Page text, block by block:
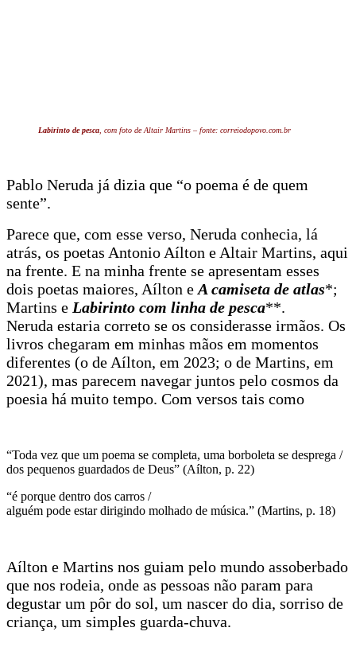
Labirinto de pesca , com foto de Altair Martins – fonte: correiodopovo.com.br
Pablo Neruda já dizia que “o poema é de quem
sente”.
Parece que, com esse verso, Neruda conhecia, lá
atrás, os poetas Antonio Aílton e Altair Martins, aqui
na frente. E na minha frente se apresentam esses
dois poetas maiores, Aílton e A camiseta de atlas*;
Martins e Labirinto com linha de pesca**.
Neruda estaria correto se os considerasse irmãos. Os
livros chegaram em minhas mãos em momentos
diferentes (o de Aílton, em 2023; o de Martins, em
2021), mas parecem navegar juntos pelo cosmos da
poesia há muito tempo. Com versos tais como
“Toda vez que um poema se completa, uma borboleta se desprega /
dos pequenos guardados de Deus” (Aílton, p. 22)
“é porque dentro dos carros /
alguém pode estar dirigindo molhado de música.” (Martins, p. 18)
Aílton e Martins nos guiam pelo mundo assoberbado
que nos rodeia, onde as pessoas não param para
degustar um pôr do sol, um nascer do dia, sorriso de
criança, um simples guarda-chuva.